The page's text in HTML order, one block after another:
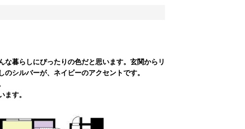
暮らしにぴったりの色だと思います。玄関からリ
シルバーが、ネイビーのアクセントです。
す。